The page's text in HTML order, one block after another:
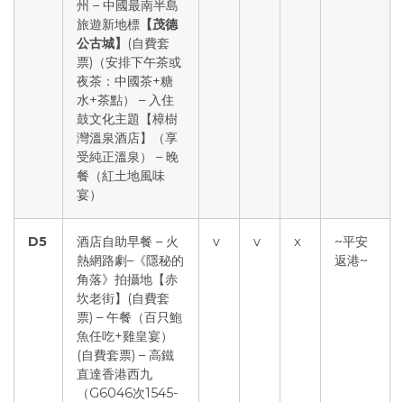
州 – 中國最南半島
旅遊新地標 【茂德
公古城】
(自費套
票)（安排下午茶或
夜茶：中國茶+糖
水+茶點） – 入住
鼓文化主題【樟樹
灣溫泉酒店】（享
受純正溫泉） – 晚
餐（紅土地風味
宴）
D5
酒店自助早餐 – 火
熱網路劇–《隱秘的
角落》拍攝地【赤
坎老街】(自費套
票) – 午餐（百只鮑
魚任吃+雞皇宴）
(自費套票) – 高鐵
直達香港西九
（G6046次1545-
v v x
~平安
返港~